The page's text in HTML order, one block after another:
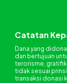
Catatan
Dana yang
dan bertujuan
terorisme,
tidak sesuai
transaksi donasi